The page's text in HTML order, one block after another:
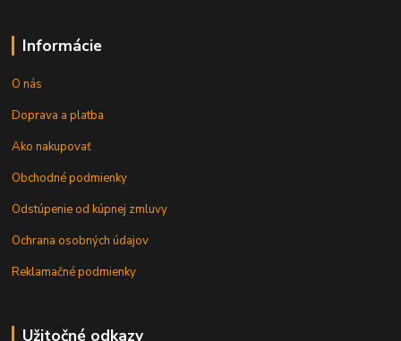
Informácie
O nás
Doprava a platba
Ako nakupovať
Obchodné podmienky
Odstúpenie od kúpnej zmluvy
Ochrana osobných údajov
Reklamačné podmienky
Užitočné odkazy